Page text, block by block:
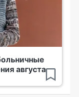
августа